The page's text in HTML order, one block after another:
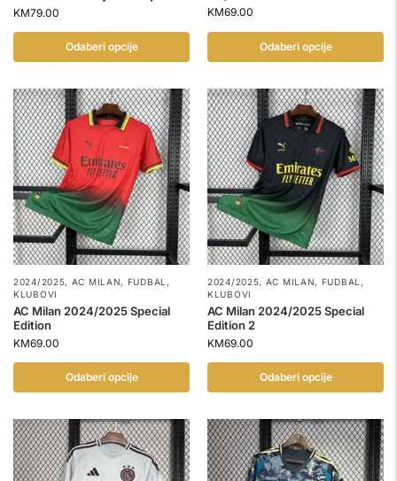
KM79.00
Odaberi opcije
KM69.00
Odaberi opcije
2024/2025, AC MILAN, FUDBAL ,
KLUBOVI
AC Milan 2024/2025 Special
Edition
KM69.00
Odaberi opcije
2024/2025, AC MILAN, FUDBAL ,
KLUBOVI
AC Milan 2024/2025 Special
Edition 2
KM69.00
Odaberi opcije